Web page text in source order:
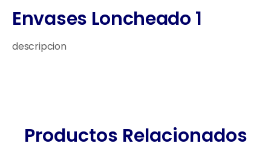
Envases Loncheado 1
descripcion
Productos Relacionados